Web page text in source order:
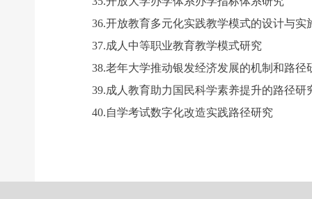
前一个： 无
36.开放教育多元化实践教学模式的设计与实
37.成人中等职业教育教学模式研究
38.老年大学推动银发经济发展的机制和路径
39.成人教育助力国民科学素养提升的路径研
40.自学考试数字化改造实践路径研究